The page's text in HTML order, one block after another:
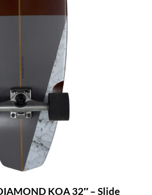
KOA 32″ – Slide